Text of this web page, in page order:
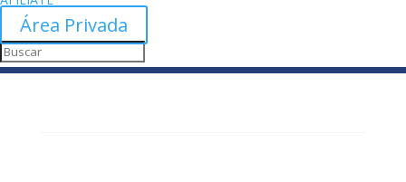
Área Privada